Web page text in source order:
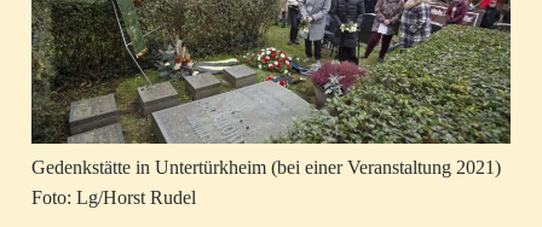
Gedenkstätte in Untertürkheim (bei einer Veranstaltung 2021)
Foto: Lg/Horst Rudel